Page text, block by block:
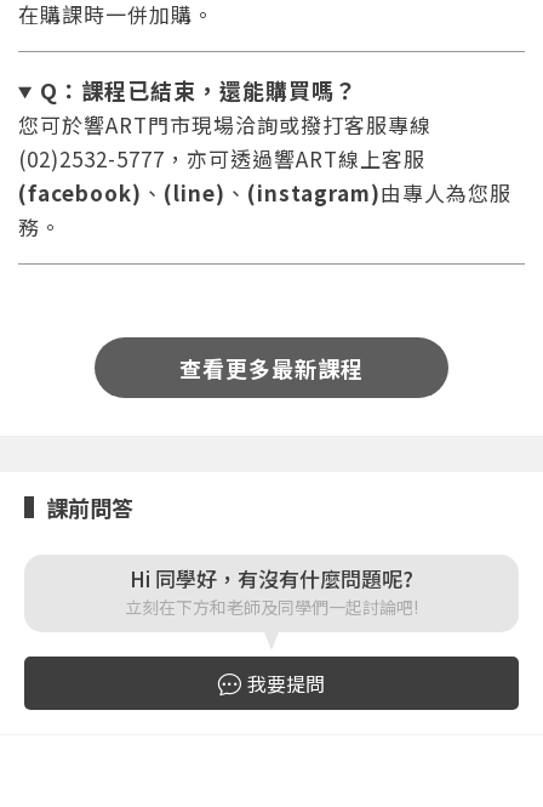
登入
在購課時一併加購。
Q：課程已結束，還能購買嗎？
您可於響ART門市現場洽詢或撥打客服專線
(02)2532-5777，亦可透過響ART線上客服
(facebook) 、 (line) 、 (instagram)由專人為您服
務。
查看更多最新課程
課前問答
Hi 同學好，有沒有什麼問題呢?
立刻在下方和老師及同學們一起討論吧!
我要提問